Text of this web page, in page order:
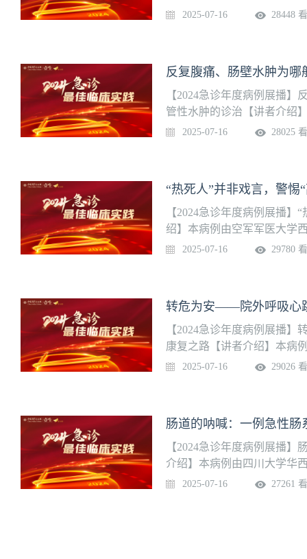
敏 住院医师 专家点评：方向
2025-07-16 28448
反复腹痛、肠壁水肿为
【2024急诊年度病例展播
管性水肿的诊治【讲者介绍
鹏教授团队提供病例汇报：
2025-07-16 28025
“热死人”并非戏言，警惕
【2024急诊年度病例展播】
绍】本病例由空军军医大学
收 副主任医师 专家点评：李
2025-07-16 29780
转危为安——院外呼吸心
【2024急诊年度病例展播
康复之路【讲者介绍】本病
团队提供病例汇报：孙一彤
2025-07-16 29026
肠道的呐喊：一例急性肠
【2024急诊年度病例展播
介绍】本病例由四川大学华
专家点评：余海放 主任医师
2025-07-16 27261